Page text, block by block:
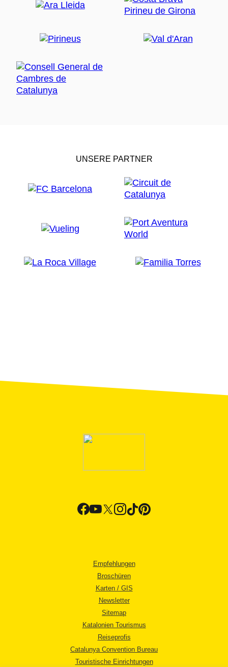
UNSERE PARTNER
Empfehlungen
Broschüren
Karten / GIS
Newsletter
Sitemap
Katalonien Tourismus
Reiseprofis
Catalunya Convention Bureau
Touristische Einrichtungen